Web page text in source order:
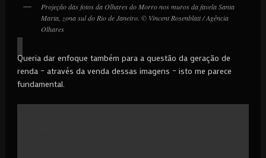
Projeção das fotos da Olhares do Morro nos muros da favela Santa
Marta, zona sul do Rio de Janeiro. © Vincent Rosenblatt / Agência
Olhares
Queria dar enfoque também para a questão da geração de
renda – através da venda dessas imagens – isto me parece
fundamental.